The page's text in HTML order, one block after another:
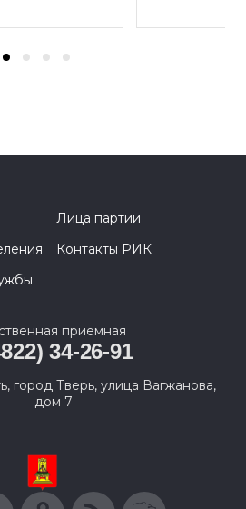
Лица партии
Контакты РИК
приемная
34-26-91
город Тверь, улица Вагжанова,
дом 7